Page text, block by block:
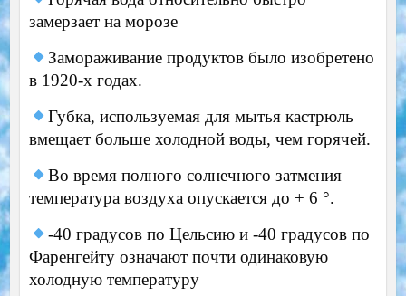
замерзает на морозе
Замораживание продуктов было изобретено
в 1920-х годах.
Губка, используемая для мытья кастрюль
вмещает больше холодной воды, чем горячей.
Во время полного солнечного затмения
температура воздуха опускается до + 6 °.
-40 градусов по Цельсию и -40 градусов по
Фаренгейту означают почти одинаковую
холодную температуру